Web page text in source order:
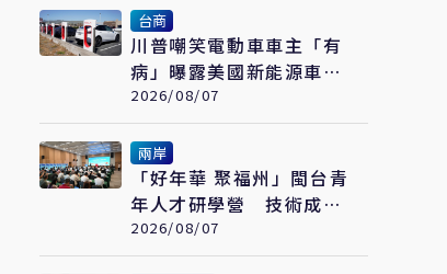
台商
川普嘲笑電動車車主「有
病」曝露美國新能源車發
展落後中國的關鍵
2026/08/07
兩岸
「好年華 聚福州」閩台青
年人才研學營 技術成果
發表會在福州舉辦
2026/08/07